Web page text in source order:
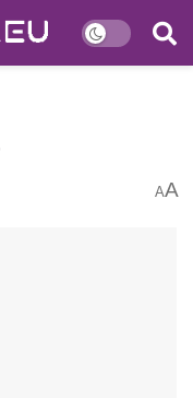
AA